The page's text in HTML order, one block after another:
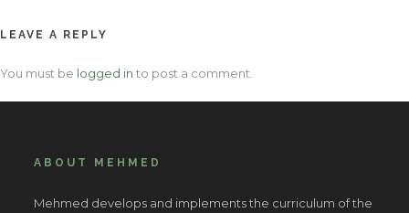
LEAVE A REPLY
You must be logged in to post a comment.
ABOUT MEHMED
Mehmed develops and implements the curriculum of the